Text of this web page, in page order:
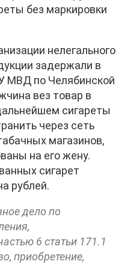
без маркировки
нелегального
задержали в
МВД по Челябинской
вез товар в
сигареты
через сеть
магазинов,
на его жену.
сигарет
рублей.
дело по
6 статьи 171.1
приобретение,